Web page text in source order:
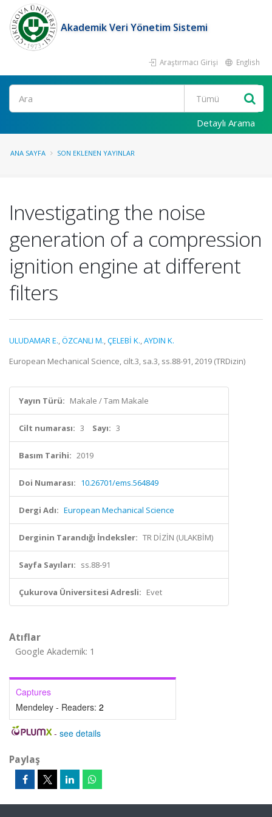
Akademik Veri Yönetim Sistemi
Araştırmacı Girişi English
Ara
Detaylı Arama
ANA SAYFA SON EKLENEN YAYINLAR
Investigating the noise
generation of a compression
ignition engine at different
filters
ULUDAMAR E.,ÖZCANLI M.,ÇELEBİ K.,AYDIN K.
European Mechanical Science, cilt.3, sa.3, ss.88-91, 2019 (TRDizin)
Yayın Türü: Makale / Tam Makale
Cilt numarası: 3 Sayı: 3
Basım Tarihi: 2019
Doi Numarası: 10.26701/ems.564849
Dergi Adı: European Mechanical Science
Derginin Tarandığı İndeksler: TR DİZİN (ULAKBİM)
Sayfa Sayıları: ss.88-91
Çukurova Üniversitesi Adresli: Evet
Atıflar
Google Akademik: 1
Captures
Mendeley - Readers: 2
- see details
Paylaş